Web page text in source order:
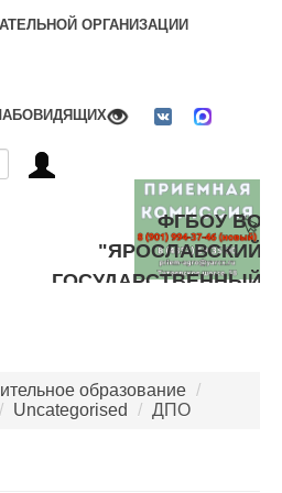
ОРГАНИЗАЦИИ
ФГБОУ ВО
"ЯРОСЛАВСКИЙ
ГОСУДАРСТВЕННЫЙ
образование /
/ Uncategorised / ДПО